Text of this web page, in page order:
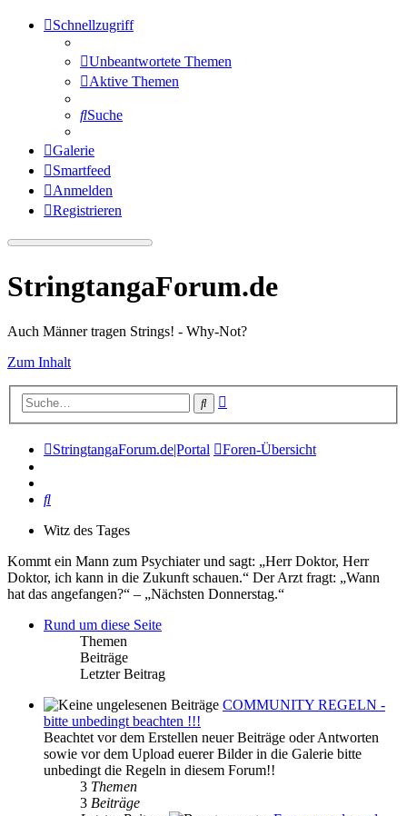
Schnellzugriff
Unbeantwortete Themen
Aktive Themen
Suche
Galerie
Smartfeed
Anmelden
Registrieren
StringtangaForum.de
Auch Männer tragen Strings! - Why-Not?
Zum Inhalt
Suche
StringtangaForum.de|Portal Foren-Übersicht
Suche
Witz des Tages
Kommt ein Mann zum Psychiater und sagt: „Herr Doktor, Herr
Doktor, ich kann in die Zukunft schauen.“ Der Arzt fragt: „Wann
hat das angefangen?“ – „Nächsten Donnerstag.“
Rund um diese Seite
Themen
Beiträge
Letzter Beitrag
COMMUNITY REGELN -
bitte unbedingt beachten !!!
Beachtet vor dem Erstellen neuer Beiträge oder Antworten
sowie vor dem Upload euerer Bilder in die Galerie bitte
unbedingt die Regeln in diesem Forum!!
3 Themen
3 Beiträge